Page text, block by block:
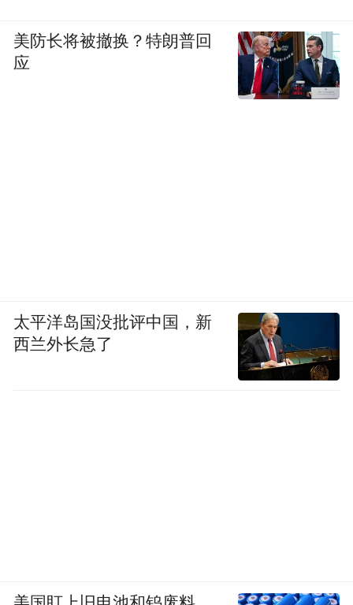
美防长将被撤换？特朗普回
应
太平洋岛国没批评中国，新
西兰外长急了